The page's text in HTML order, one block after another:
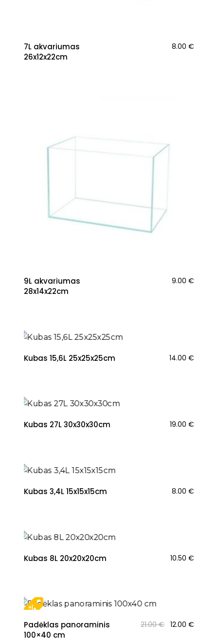
7L akvariumas
26x12x22cm
8.00 €
9L akvariumas
28x14x22cm
9.00 €
Kubas 15,6L 25x25x25cm 14.00 €
Kubas 27L 30x30x30cm 19.00 €
Kubas 3,4L 15x15x15cm 8.00 €
Kubas 8L 20x20x20cm 10.50 €
Padėklas panoraminis
100×40 cm
21.00€ Original
12.00 €